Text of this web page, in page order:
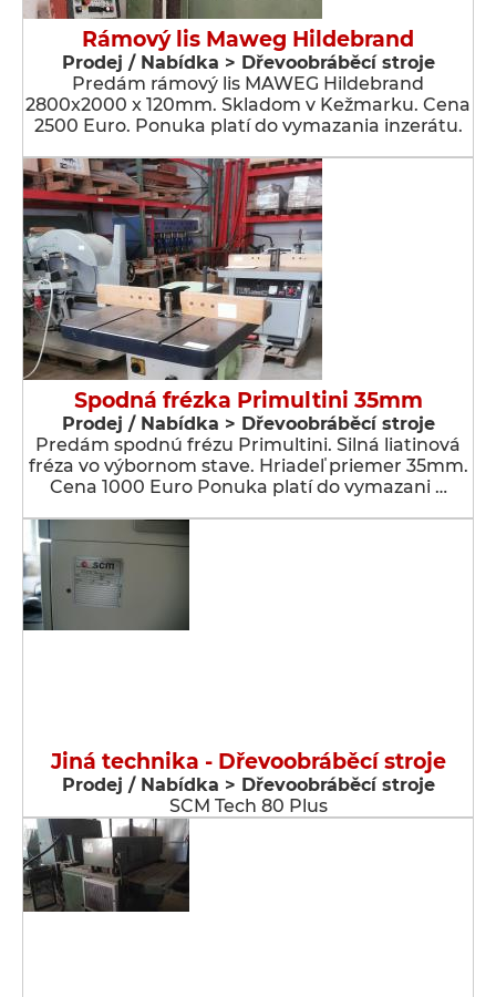
Rámový lis Maweg Hildebrand
Prodej / Nabídka > Dřevoobráběcí stroje
Predám rámový lis MAWEG Hildebrand
2800x2000 x 120mm. Skladom v Kežmarku. Cena
2500 Euro. Ponuka platí do vymazania inzerátu.
Spodná frézka Primultini 35mm
Prodej / Nabídka > Dřevoobráběcí stroje
Predám spodnú frézu Primultini. Silná liatinová
fréza vo výbornom stave. Hriadeľ priemer 35mm.
Cena 1000 Euro Ponuka platí do vymazani …
Jiná technika - Dřevoobráběcí stroje
Prodej / Nabídka > Dřevoobráběcí stroje
SCM Tech 80 Plus